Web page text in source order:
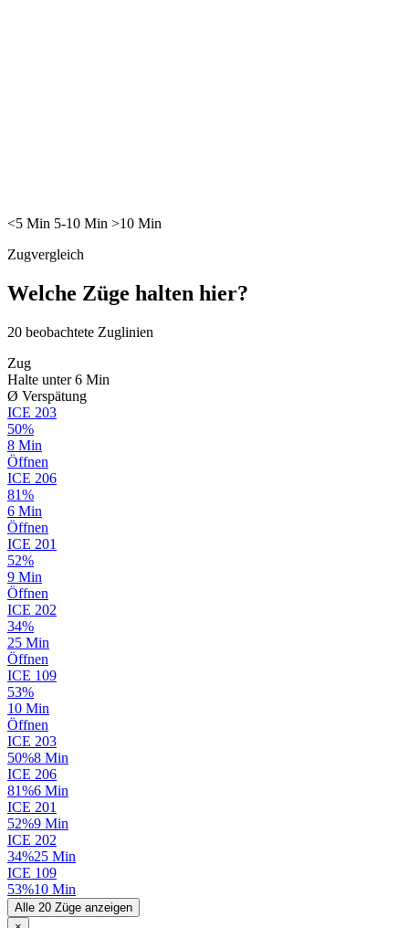
<5 Min 5-10 Min >10 Min
Zugvergleich
Welche Züge halten hier?
20 beobachtete Zuglinien
Zug
Halte unter 6 Min
Ø Verspätung
ICE 203
50%
8 Min
Öffnen
ICE 206
81%
6 Min
Öffnen
ICE 201
52%
9 Min
Öffnen
ICE 202
34%
25 Min
Öffnen
ICE 109
53%
10 Min
Öffnen
ICE 203
50%8 Min
ICE 206
81%6 Min
ICE 201
52%9 Min
ICE 202
34%25 Min
ICE 109
53%10 Min
Alle 20 Züge anzeigen